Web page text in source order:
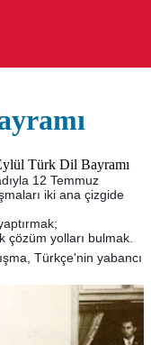
Türk Dil Bayramı
12 Temmuz
iki ana çizgide
çözüm yolları bulmak.
Türkçe'nin yabancı